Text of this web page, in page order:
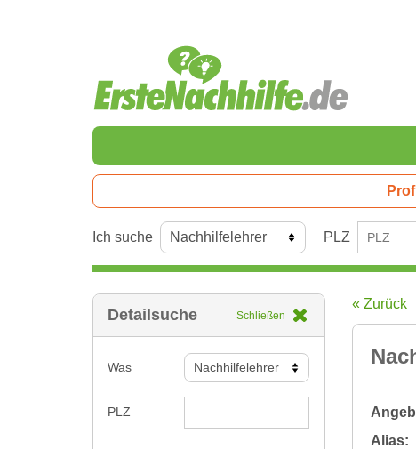
Ich suche PLZ
Detailsuche Schließen
Was
PLZ
« Zurück
Alias: